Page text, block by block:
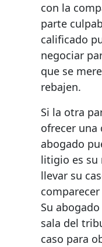
con la
parte
calificado
negociar
que se
rebajen.
Si la otra
ofrecer una
abogado
litigio es su
llevar su
Su
sala del
caso para